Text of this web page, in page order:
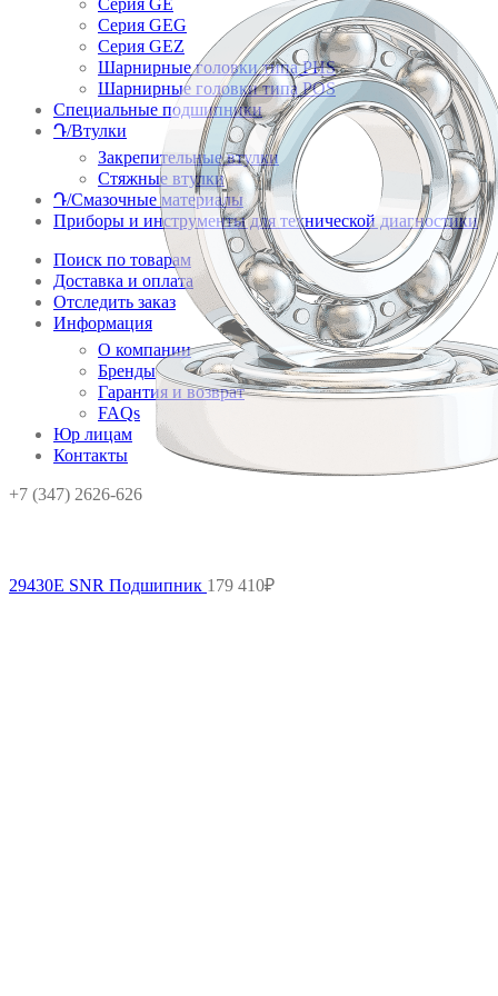
Серия GE
Серия GEG
Серия GEZ
Шарнирные головки типа PHS
Шарнирные головки типа POS
Специальные подшипники
Դ/Втулки
Закрепительные втулки
Стяжные втулки
Դ/Смазочные материалы
Приборы и инструменты для технической диагностики
Поиск по товарам
Доставка и оплата
Отследить заказ
Информация
О компании
Бренды
Гарантия и возврат
FAQs
Юр лицам
Контакты
+7 (347) 2626-626
29430E SNR Подшипник 179 410₽